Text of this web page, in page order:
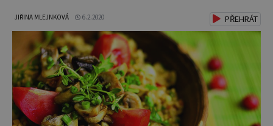
JIŘINA MLEJNKOVÁ 6.2.2020 PŘEHRÁT